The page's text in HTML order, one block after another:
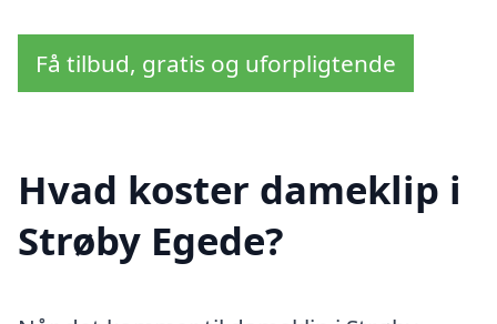
Få tilbud, gratis og uforpligtende
Hvad koster dameklip i
Strøby Egede?